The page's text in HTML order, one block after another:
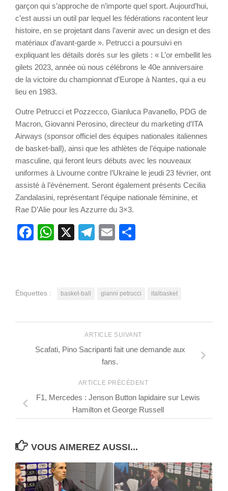
garçon qui s’approche de n’importe quel sport. Aujourd’hui,
c’est aussi un outil par lequel les fédérations racontent leur
histoire, en se projetant dans l’avenir avec un design et des
matériaux d’avant-garde ». Petrucci a poursuivi en
expliquant les détails dorés sur les gilets : « L’or embellit les
gilets 2023, année où nous célébrons le 40e anniversaire
de la victoire du championnat d’Europe à Nantes, qui a eu
lieu en 1983.
Outre Petrucci et Pozzecco, Gianluca Pavanello, PDG de
Macron, Giovanni Perosino, directeur du marketing d’ITA
Airways (sponsor officiel des équipes nationales italiennes
de basket-ball), ainsi que les athlètes de l’équipe nationale
masculine, qui feront leurs débuts avec les nouveaux
uniformes à Livourne contre l’Ukraine le jeudi 23 février, ont
assisté à l’événement. Seront également présents Cecilia
Zandalasini, représentant l’équipe nationale féminine, et
Rae D’Alie pour les Azzurre du 3×3.
Facebook
WhatsApp
X Telegram
Email
Étiquettes : basket-ball gianni petrucci italbasket
ARTICLE SUIVANT
Scafati, Pino Sacripanti fait une demande aux
fans.
ARTICLE PRÉCÉDENT
F1, Mercedes : Jenson Button lapidaire sur Lewis
Hamilton et George Russell
VOUS AIMEREZ AUSSI...